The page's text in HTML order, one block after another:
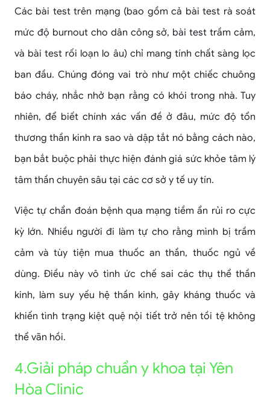
Các bài test trên mạng (bao gồm cả bài test rà soát
mức độ burnout cho dân công sở, bài test trầm cảm,
và bài test rối loạn lo âu) chỉ mang tính chất sàng lọc
ban đầu. Chúng đóng vai trò như một chiếc chuông
báo cháy, nhắc nhở bạn rằng có khói trong nhà. Tuy
nhiên, để biết chính xác vấn đề ở đâu, mức độ tổn
thương thần kinh ra sao và dập tắt nó bằng cách nào,
bạn bắt buộc phải thực hiện đánh giá sức khỏe tâm lý
tâm thần chuyên sâu tại các cơ sở y tế uy tín.
Việc tự chẩn đoán bệnh qua mạng tiềm ẩn rủi ro cực
kỳ lớn. Nhiều người đi làm tự cho rằng mình bị trầm
cảm và tùy tiện mua thuốc an thần, thuốc ngủ về
dùng. Điều này vô tình ức chế sai các thụ thể thần
kinh, làm suy yếu hệ thần kinh, gây kháng thuốc và
khiến tình trạng kiệt quệ nội tiết trở nên tồi tệ không
thể vãn hồi.
4.Giải pháp chuẩn y khoa tại Yên
Hòa Clinic